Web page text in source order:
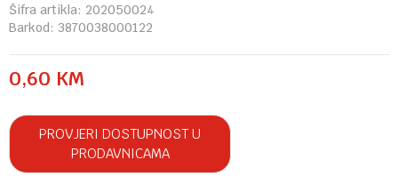
Šifra artikla: 202050024
Barkod: 3870038000122
0,60 KM
PROVJERI DOSTUPNOST U
PRODAVNICAMA